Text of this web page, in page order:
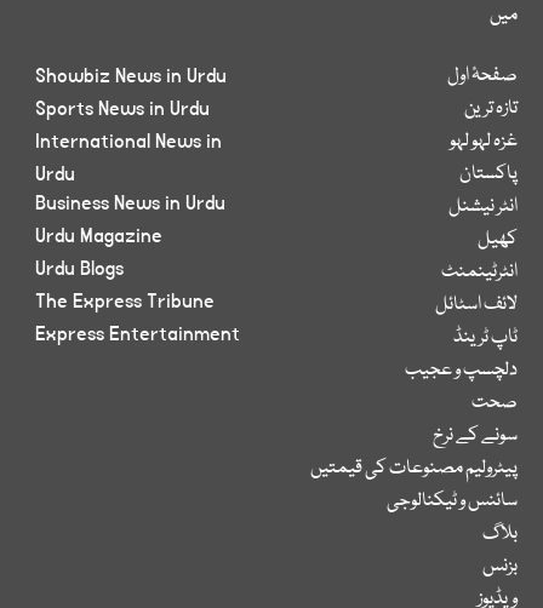
میں
صفحۂ اول
تازہ ترین
غزہ لہو لہو
پاکستان
انٹر نیشنل
کھیل
انٹرٹینمنٹ
لائف اسٹائل
ٹاپ ٹرینڈ
دلچسپ و عجیب
صحت
سونے کے نرخ
پیٹرولیم مصنوعات کی قیمتیں
سائنس و ٹیکنالوجی
بلاگ
بزنس
ویڈیوز
Showbiz News in Urdu
Sports News in Urdu
International News in
Urdu
Business News in Urdu
Urdu Magazine
Urdu Blogs
The Express Tribune
Express Entertainment